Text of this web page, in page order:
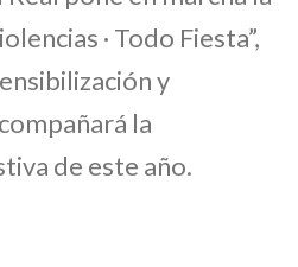
· Todo Fiesta”,
y
la
de este año.